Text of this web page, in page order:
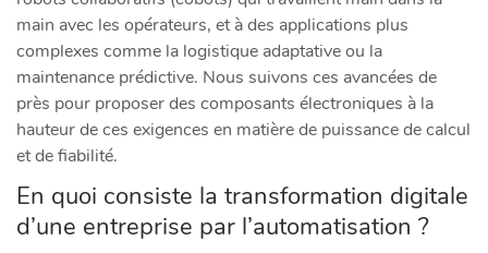
main avec les opérateurs, et à des applications plus
complexes comme la logistique adaptative ou la
maintenance prédictive. Nous suivons ces avancées de
près pour proposer des composants électroniques à la
hauteur de ces exigences en matière de puissance de calcul
et de fiabilité.
En quoi consiste la transformation digitale
d’une entreprise par l’automatisation ?